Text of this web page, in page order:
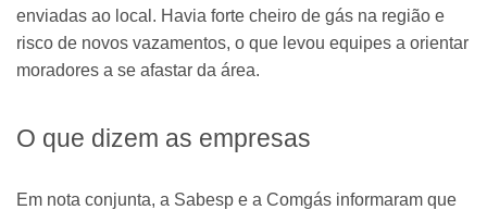
enviadas ao local. Havia forte cheiro de gás na região e
risco de novos vazamentos, o que levou equipes a orientar
moradores a se afastar da área.
O que dizem as empresas
Em nota conjunta, a Sabesp e a Comgás informaram que